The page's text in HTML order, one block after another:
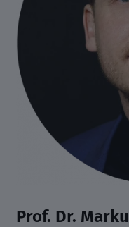
Prof. Dr.